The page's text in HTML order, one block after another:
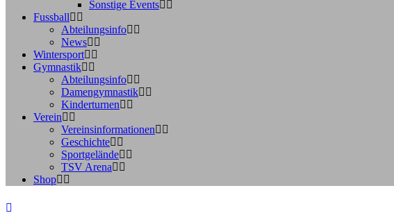
Sonstige Events
Fussball
Abteilungsinfo
News
Wintersport
Gymnastik
Abteilungsinfo
Damengymnastik
Kinderturnen
Verein
Vereinsinformationen
Geschichte
Sportgelände
TSV Arena
Shop